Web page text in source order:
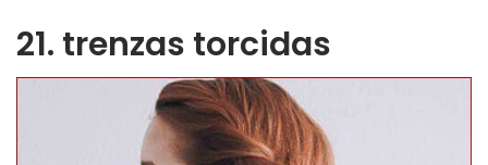
21. trenzas torcidas